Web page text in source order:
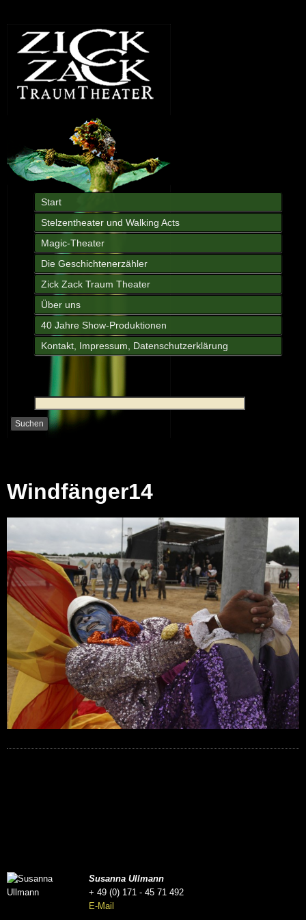
Start
Stelzentheater und Walking Acts
Magic-Theater
Die Geschichtenerzähler
Zick Zack Traum Theater
Über uns
40 Jahre Show-Produktionen
Kontakt, Impressum, Datenschutzerklärung
Windfänger14
Susanna Ullmann
+ 49 (0) 171 - 45 71 492
E-Mail